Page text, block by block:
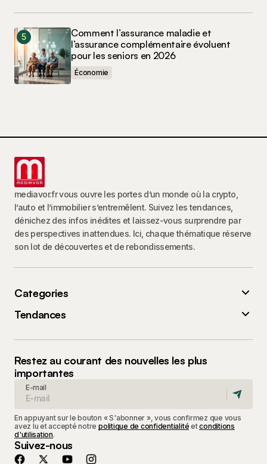
Comment l’assurance maladie et
l’assurance complémentaire évoluent
pour les seniors en 2026
Économie
mediavor.fr vous ouvre les portes d’un monde où la crypto,
l’auto et l’immobilier s’entremêlent. Suivez les tendances,
dénichez des infos inédites et laissez-vous surprendre par
des perspectives inattendues. Ici, chaque thématique réserve
son lot de découvertes et de rebondissements.
Categories
Tendances
Restez au courant des nouvelles les plus
importantes
E-mail
En appuyant sur le bouton « S'abonner », vous confirmez que vous
avez lu et accepté notre politique de confidentialité etconditions
d'utilisation.
Suivez-nous